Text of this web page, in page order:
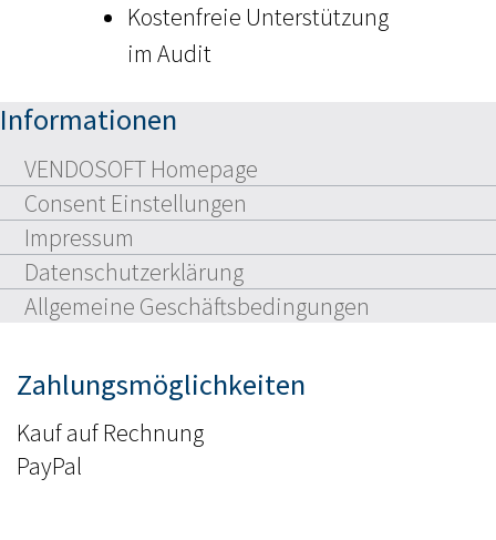
Kostenfreie Unterstützung
im Audit
Informationen
VENDOSOFT Homepage
Consent Einstellungen
Impressum
Datenschutzerklärung
Allgemeine Geschäftsbedingungen
Zahlungsmöglichkeiten
Kauf auf Rechnung
PayPal